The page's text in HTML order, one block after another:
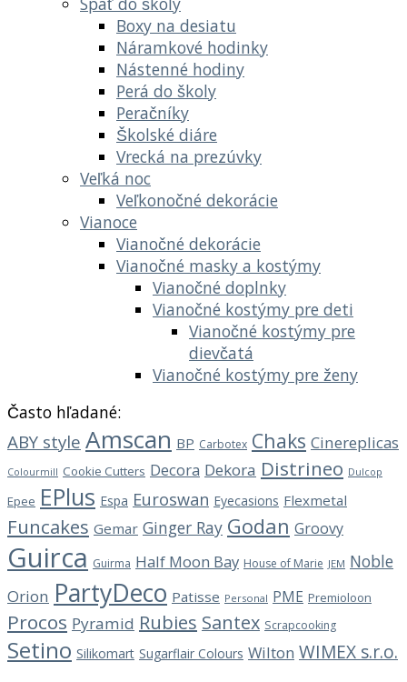
Boxy na desiatu
Náramkové hodinky
Nástenné hodiny
Perá do školy
Peračníky
Školské diáre
Vrecká na prezúvky
Veľká noc
Veľkonočné dekorácie
Vianoce
Vianočné dekorácie
Vianočné masky a kostýmy
Vianočné doplnky
Vianočné kostýmy pre deti
Vianočné kostýmy pre
dievčatá
Vianočné kostýmy pre ženy
Často hľadané:
ABY style Amscan BP Carbotex Chaks Cinereplicas
Colourmill Cookie Cutters Decora Dekora Distrineo Dulcop
Epee EPlus Espa Euroswan Eyecasions Flexmetal
Funcakes Gemar Ginger Ray Godan Groovy
Guirca Guirma Half Moon Bay House of Marie JEM Noble
Orion PartyDeco Patisse Personal PME Premioloon
Procos Pyramid Rubies Santex Scrapcooking
Setino Silikomart Sugarflair Colours Wilton WIMEX s.r.o.